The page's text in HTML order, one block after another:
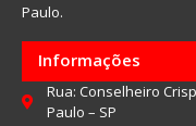
Paulo.
Informações
Rua: Conselheiro
Paulo – SP